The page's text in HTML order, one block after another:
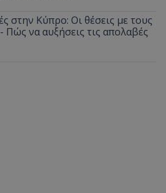
στην Κύπρο: Οι θέσεις με τους
Πώς να αυξήσεις τις απολαβές